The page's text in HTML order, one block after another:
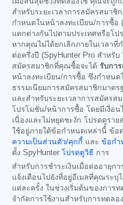
สำหรับระยะเวลาการสมัครสมาชิ
กำหนดในหน้าลงทะเบียน/การซื้อ
แตกต่างกันไปตามประเทศหรือโ
หากคุณไม่ได้ยกเลิกภายในเวลา
ต่อครึ่งปี (SpyHunter Pro สำหรั
สมัครสมาชิกที่คุณซื้อจะได้ รับกา
หน้าลงทะเบียน/การซื้อ ซึ่งกำหน
ธรรมเนียมการสมัครสมาชิกมาต
และสำหรับระยะเวลาการสมัครส
โปรโมชั่น/หน้าการซื้อ โดยมีเงื่อ
เนื่องและไม่หยุดชะงัก โปรดดูรา
ใช้อยู่ภายใต้ข้อกำหนดเหล่านี้ ข้
ความเป็นส่วนตัว/คุกกี้ และ ข้อกำ
ตั้ง SpyHunter โปรดดูวิธี การ
สำหรับการชำระเงินเมื่อต่ออายุก
แจ้งเตือนไปยังที่อยู่อีเมลที่คุณระบุ
แต่ละครั้ง ในช่วงเริ่มต้นของการ
จำกัดการใช้งานสำหรับการทดลอ